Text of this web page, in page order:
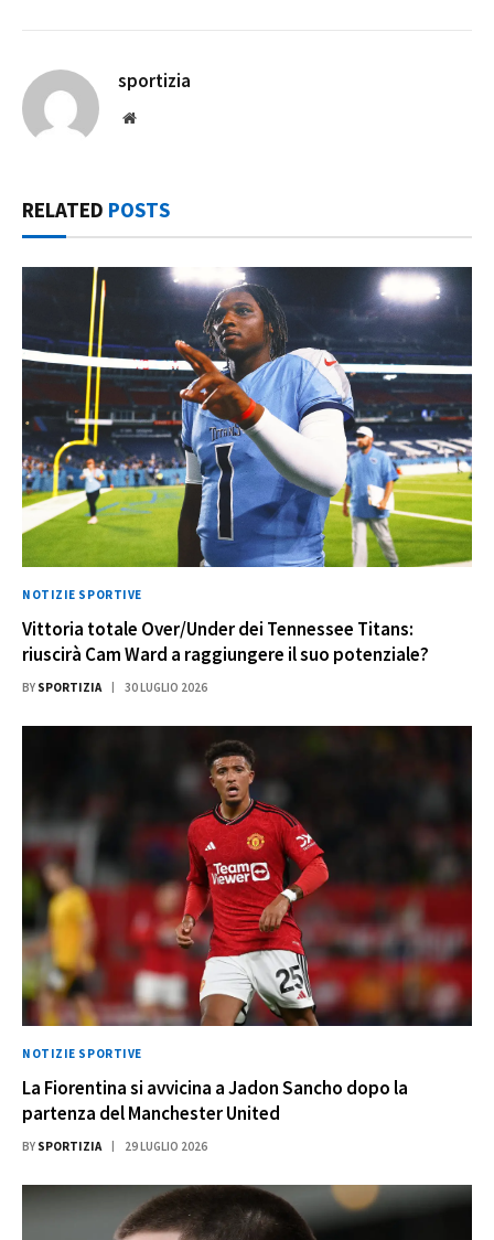
sportizia
Website
RELATED POSTS
NOTIZIE SPORTIVE
Vittoria totale Over/Under dei Tennessee Titans:
riuscirà Cam Ward a raggiungere il suo potenziale?
BY SPORTIZIA 30 LUGLIO 2026
NOTIZIE SPORTIVE
La Fiorentina si avvicina a Jadon Sancho dopo la
partenza del Manchester United
BY SPORTIZIA 29 LUGLIO 2026